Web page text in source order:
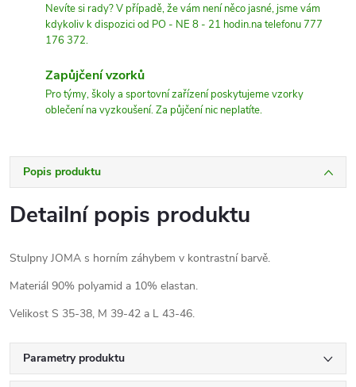
Nevíte si rady? V případě, že vám není něco jasné, jsme vám
kdykoliv k dispozici od PO - NE 8 - 21 hodin.na telefonu 777
176 372.
Zapůjčení vzorků
Pro týmy, školy a sportovní zařízení poskytujeme vzorky
oblečení na vyzkoušení. Za půjčení nic neplatíte.
Popis produktu
Detailní popis produktu
Stulpny JOMA s horním záhybem v kontrastní barvě.
Materiál 90% polyamid a 10% elastan.
Velikost S 35-38, M 39-42 a L 43-46.
Parametry produktu